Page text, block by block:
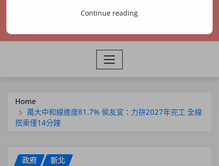
Home
萬大中和線進度81.7% 侯友宜：力拚2027年完工 全線
搭乘僅14分鐘
政府 新北
Continue reading